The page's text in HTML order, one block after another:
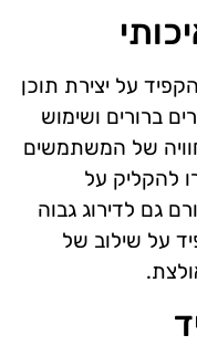
על יצירת תוכן
ברורים ושימוש
של המשתמשים
להקליק על
גם לדירוג גבוה
על שילוב של